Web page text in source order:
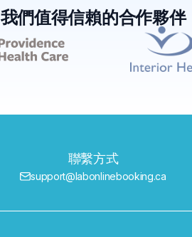
我們值得信賴的合作夥伴
聯繫方式
support@labonlinebooking.ca